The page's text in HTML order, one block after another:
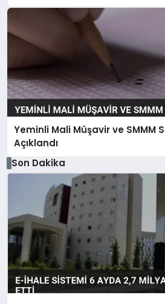
Yeminli Mali Müşavir ve SMMM
Açıklandı
Son Dakika